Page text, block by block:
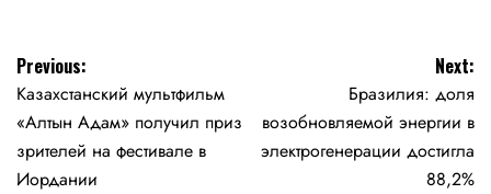
Навигация
по
записям
Previous:
Казахстанский мультфильм
«Алтын Адам» получил приз
зрителей на фестивале в
Иордании
Next:
Бразилия: доля
возобновляемой энергии в
электрогенерации достигла
88,2%